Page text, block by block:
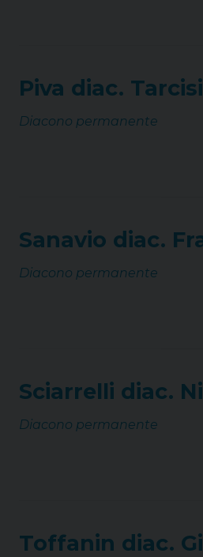
Piva diac.
Diacono permanente
Sanavio diac.
Diacono permanente
Sciarrelli diac.
Diacono permanente
Toffanin diac.